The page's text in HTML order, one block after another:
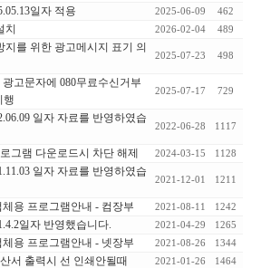
일자 적용 2025-06-09
462
치 2026-02-04 489
지를 위한 광고메시지 표기 의
2025-07-23 498
고문자에 080무료수신거부
행
2025-07-17 729
일자 자료를 반영하였습
2022-06-28 1117
그램 다운로드시 차단 해제 2024-03-15 1128
일자 자료를 반영하였습
2021-12-01 1211
용 프로그램안내 - 컴장부 2021-08-11
1242
일자 반영했습니다. 2021-04-29
1265
용 프로그램안내 - 넷장부 2021-08-26
1344
서 출력시 선 인쇄안될때 2021-01-26
1464